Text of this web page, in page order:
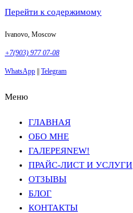
Перейти к содержимому
Ivanovo, Moscow
+7(903) 977 07-08
WhatsApp Telegram
Меню
ГЛАВНАЯ
ОБО МНЕ
ГАЛЕРЕЯNEW!
ПРАЙС-ЛИСТ И УСЛУГИ
ОТЗЫВЫ
БЛОГ
КОНТАКТЫ